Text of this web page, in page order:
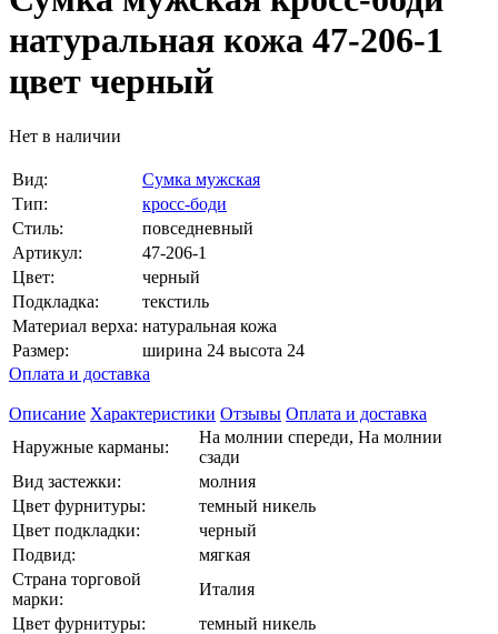
натуральная кожа 47-206-1
цвет черный
Нет в наличии
Вид:
Сумка мужская
Тип:
кросс-боди
Стиль:
повседневный
Артикул:
47-206-1
Цвет:
черный
Подкладка:
текстиль
Материал верха: натуральная кожа
Размер:
ширина 24 высота 24
Оплата и доставка
Описание Характеристики Отзывы Оплата и доставка
Наружные карманы:
На молнии спереди, На молнии
сзади
Вид застежки:
молния
Цвет фурнитуры:
темный никель
Цвет подкладки:
черный
Подвид:
мягкая
Страна торговой
марки:
Италия
Цвет фурнитуры:
темный никель